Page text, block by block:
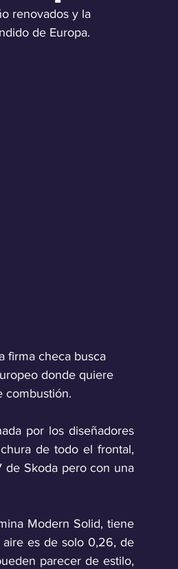
renovados y la
de Europa.
firma checa busca
donde quiere
combustión.
por los diseñadores
de todo el frontal,
de Skoda pero con una
Modern Solid, tiene
aire es de solo 0,26, de
parecer de estilo,